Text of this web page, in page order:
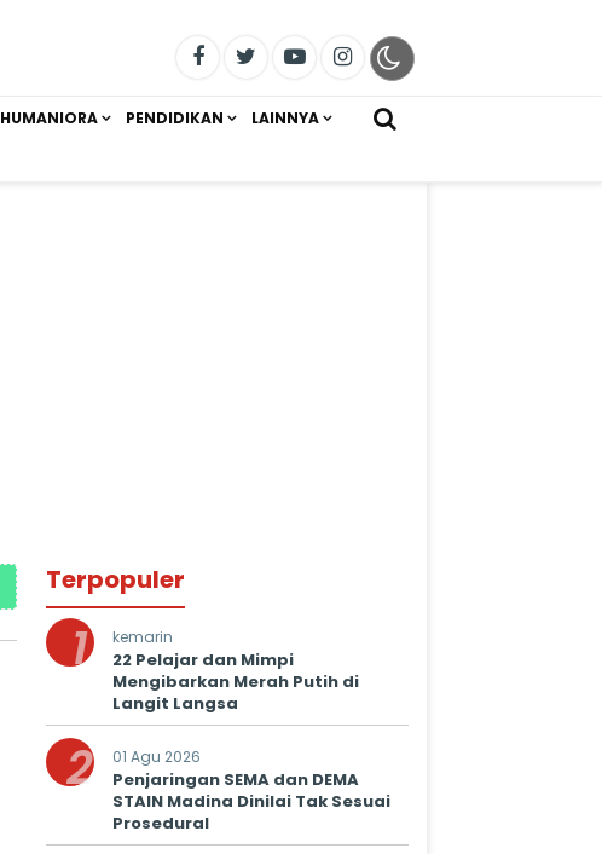
HUMANIORA PENDIDIKAN LAINNYA
Terpopuler
1 kemarin
22 Pelajar dan Mimpi
Mengibarkan Merah Putih di
Langit Langsa
2 01 Agu 2026
Penjaringan SEMA dan DEMA
STAIN Madina Dinilai Tak Sesuai
Prosedural